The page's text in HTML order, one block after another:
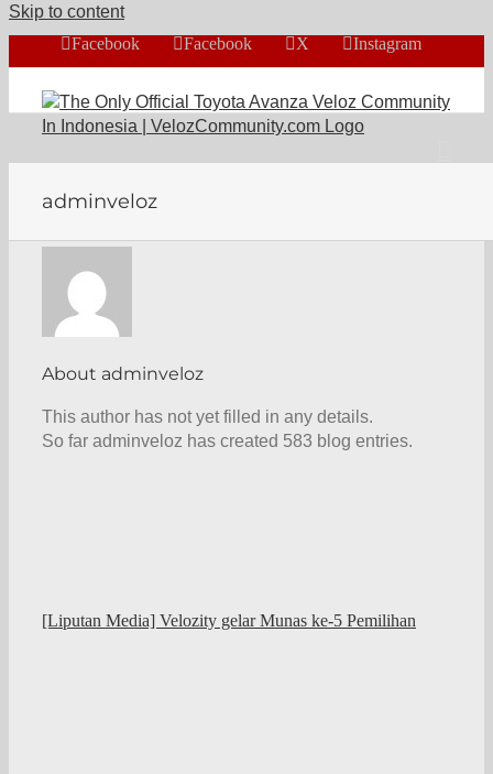
Skip to content
Facebook
Facebook X Instagram
adminveloz
About adminveloz
This author has not yet filled in any details.
So far adminveloz has created 583 blog entries.
[Liputan Media] Velozity gelar Munas ke-5 Pemilihan